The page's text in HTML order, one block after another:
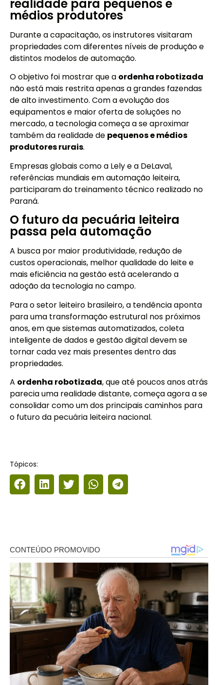
realidade para pequenos e
médios produtores
Durante a capacitação, os instrutores visitaram
propriedades com diferentes níveis de produção e
distintos modelos de automação.
O objetivo foi mostrar que a ordenha robotizada
não está mais restrita apenas a grandes fazendas
de alto investimento. Com a evolução dos
equipamentos e maior oferta de soluções no
mercado, a tecnologia começa a se aproximar
também da realidade de pequenos e médios
produtores rurais.
Empresas globais como a Lely e a DeLaval,
referências mundiais em automação leiteira,
participaram do treinamento técnico realizado no
Paraná.
O futuro da pecuária leiteira
passa pela automação
A busca por maior produtividade, redução de
custos operacionais, melhor qualidade do leite e
mais eficiência na gestão está acelerando a
adoção da tecnologia no campo.
Para o setor leiteiro brasileiro, a tendência aponta
para uma transformação estrutural nos próximos
anos, em que sistemas automatizados, coleta
inteligente de dados e gestão digital devem se
tornar cada vez mais presentes dentro das
propriedades.
A ordenha robotizada, que até poucos anos atrás
parecia uma realidade distante, começa agora a se
consolidar como um dos principais caminhos para
o futuro da pecuária leiteira nacional.
Tópicos: